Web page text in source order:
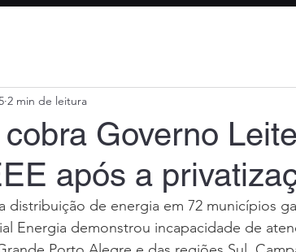
Governo
após a
2 min de leitura
distribuição de energia em 72 municípios
Energia demonstrou incapacidade de